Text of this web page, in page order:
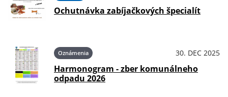
Ochutnávka zabíjačkových špecialít
Oznámenia 30. DEC 2025
Harmonogram - zber komunálneho
odpadu 2026